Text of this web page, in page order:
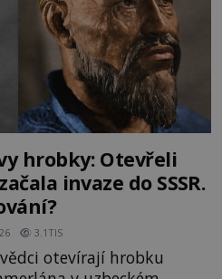
hrobky: Otevřeli
invaze do SSSR.
3.1TIS
otevírají hrobku